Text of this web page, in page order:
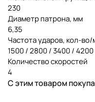
230
Диаметр патрона, мм
6,35
Частота ударов, кол-
1500 / 2800 / 3400 / 4200
Количество скоростей
4
С этим товаром